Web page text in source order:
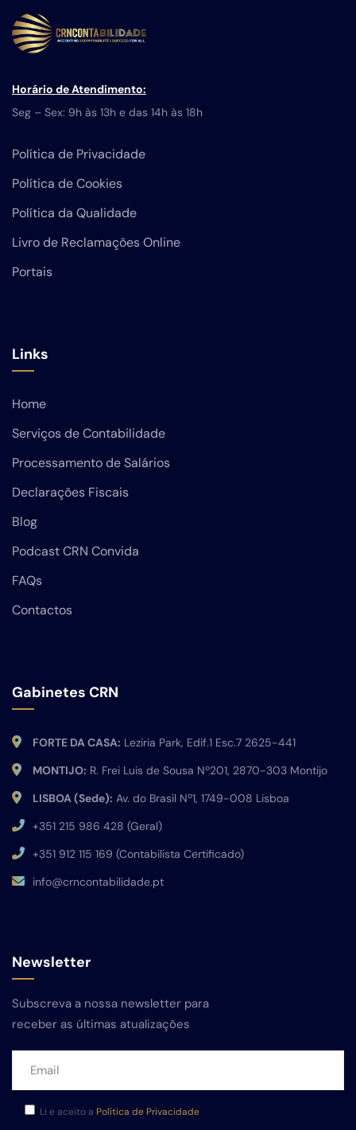
Horário de Atendimento:
Seg – Sex: 9h às 13h e das 14h às 18h
Política de Privacidade
Política de Cookies
Política da Qualidade
Livro de Reclamações Online
Portais
Links
Home
Serviços de Contabilidade
Processamento de Salários
Declarações Fiscais
Blog
Podcast CRN Convida
FAQs
Contactos
Gabinetes CRN
FORTE DA CASA: Leziria Park, Edif.1 Esc.7 2625-441
MONTIJO: R. Frei Luis de Sousa Nº201, 2870-303 Montijo
LISBOA (Sede): Av. do Brasil Nº1, 1749-008 Lisboa
+351 215 986 428 (Geral)
+351 912 115 169 (Contabilista Certificado)
info@crncontabilidade.pt
Newsletter
Subscreva a nossa newsletter para
receber as últimas atualizações
Li e aceito a Política de Privacidade